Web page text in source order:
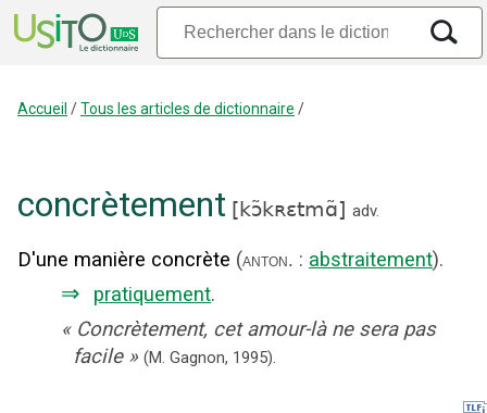
Accueil /Tous les articles de dictionnaire /
concrètement [kɔ̃kʀɛtmɑ̃] adv.
D'une manière concrète (anton. : abstraitement).
⇒ pratiquement.
« Concrètement, cet amour-là ne sera pas
facile » (M. Gagnon, 1995).